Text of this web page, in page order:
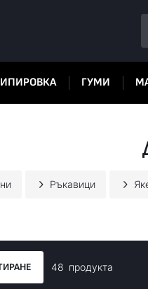
ГУМИ
Ръкавици
48 продуктa